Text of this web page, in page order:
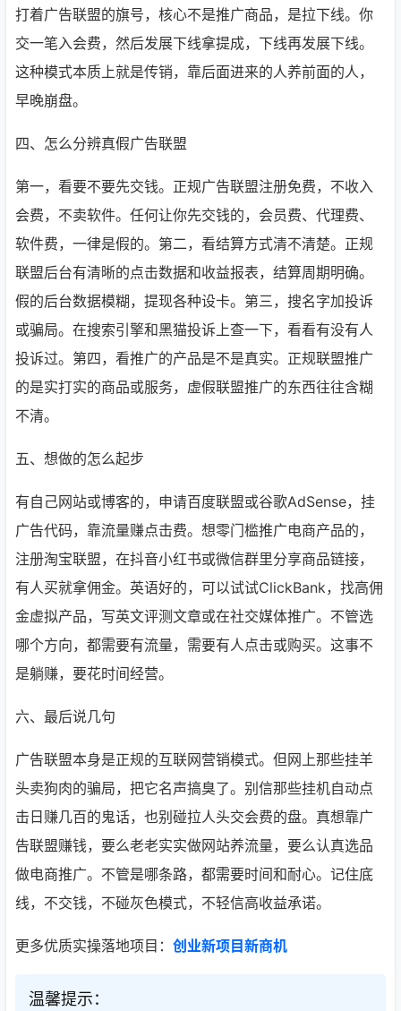
打着广告联盟的旗号，核心不是推广商品，是拉下线。你
交一笔入会费，然后发展下线拿提成，下线再发展下线。
这种模式本质上就是传销，靠后面进来的人养前面的人，
早晚崩盘。
四、怎么分辨真假广告联盟
第一，看要不要先交钱。正规广告联盟注册免费，不收入
会费，不卖软件。任何让你先交钱的，会员费、代理费、
软件费，一律是假的。第二，看结算方式清不清楚。正规
联盟后台有清晰的点击数据和收益报表，结算周期明确。
假的后台数据模糊，提现各种设卡。第三，搜名字加投诉
或骗局。在搜索引擎和黑猫投诉上查一下，看看有没有人
投诉过。第四，看推广的产品是不是真实。正规联盟推广
的是实打实的商品或服务，虚假联盟推广的东西往往含糊
不清。
五、想做的怎么起步
有自己网站或博客的，申请百度联盟或谷歌AdSense，挂
广告代码，靠流量赚点击费。想零门槛推广电商产品的，
注册淘宝联盟，在抖音小红书或微信群里分享商品链接，
有人买就拿佣金。英语好的，可以试试ClickBank，找高佣
金虚拟产品，写英文评测文章或在社交媒体推广。不管选
哪个方向，都需要有流量，需要有人点击或购买。这事不
是躺赚，要花时间经营。
六、最后说几句
广告联盟本身是正规的互联网营销模式。但网上那些挂羊
头卖狗肉的骗局，把它名声搞臭了。别信那些挂机自动点
击日赚几百的鬼话，也别碰拉人头交会费的盘。真想靠广
告联盟赚钱，要么老老实实做网站养流量，要么认真选品
做电商推广。不管是哪条路，都需要时间和耐心。记住底
线，不交钱，不碰灰色模式，不轻信高收益承诺。
更多优质实操落地项目： 创业新项目新商机
温馨提示：